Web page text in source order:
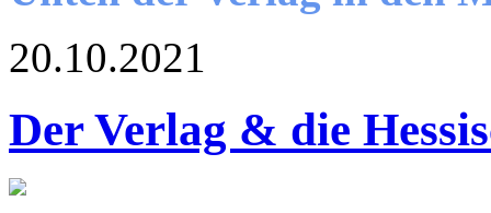
20.10.2021
Der Verlag & die